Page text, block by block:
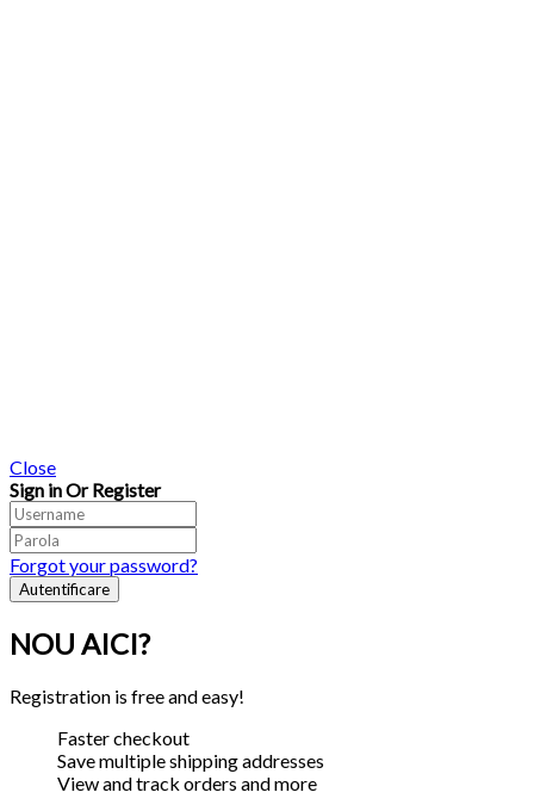
Close
Sign in Or Register
Forgot your password?
NOU AICI?
Registration is free and easy!
Faster checkout
Save multiple shipping addresses
View and track orders and more